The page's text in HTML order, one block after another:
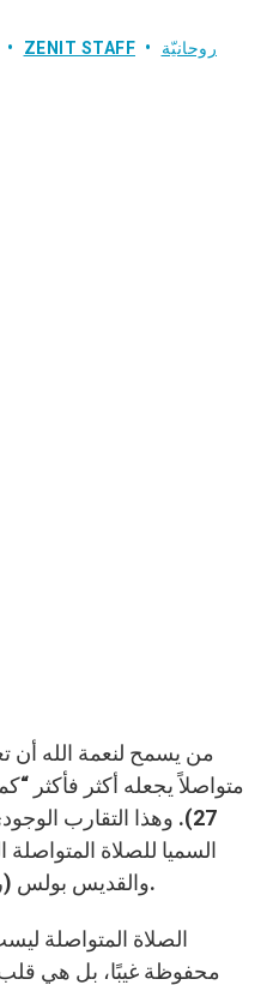
ZENIT STAFF روحانيّة
من يسمح لنعمة الله أن
27). وهذا التقارب
السميا للصلاة
والقديس بولس (راجع لو 18، 1؛ 1 تسا 5، 17).
الصلاة المتواصلة
محفوظة غيبًا، بل هي